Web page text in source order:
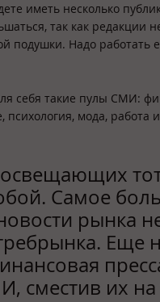
иметь несколько
так как редакции
подушки. Надо
себя такие пулы СМИ:
мода,
Самое
рынка
Еще
сместив их на